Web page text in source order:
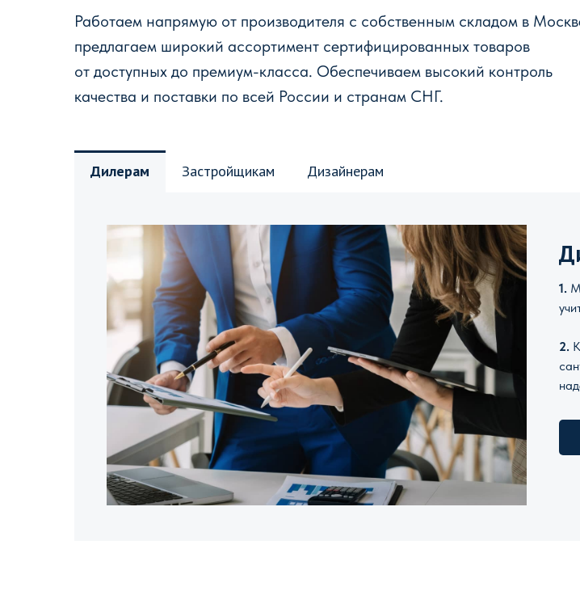
Работаем напрямую от производителя с собственным складом в
предлагаем широкий ассортимент сертифицированных товаров
от доступных до премиум-класса. Обеспечиваем высокий контроль
качества и поставки по всей России и странам СНГ.
Дилерам Застройщикам Дизайнерам
1.
2.